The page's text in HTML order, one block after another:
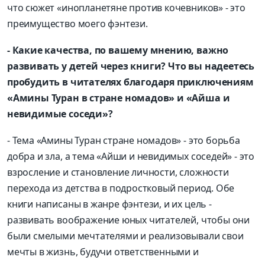
что сюжет «инопланетяне против кочевников» - это
преимущество моего фэнтези.
- Какие качества, по вашему мнению, важно
развивать у детей через книги? Что вы надеетесь
пробудить в читателях благодаря приключениям
«Амины Туран в стране номадов» и «Айша и
невидимые соседи»?
- Тема «Амины Туран стране номадов» - это борьба
добра и зла, а тема «Айши и невидимых соседей» - это
взросление и становление личности, сложности
перехода из детства в подростковый период. Обе
книги написаны в жанре фэнтези, и их цель -
развивать воображение юных читателей, чтобы они
были смелыми мечтателями и реализовывали свои
мечты в жизнь, будучи ответственными и